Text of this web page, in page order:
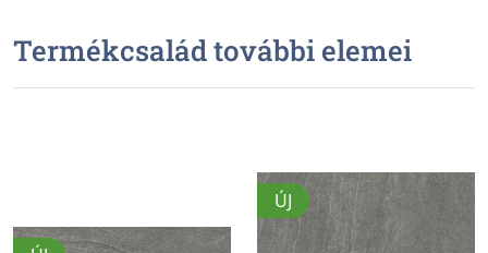
Termékcsalád további elemei
ÚJ